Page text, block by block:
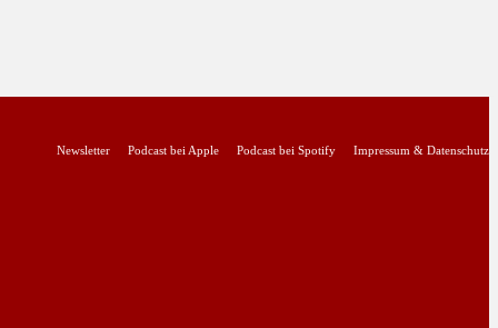
Newsletter Podcast bei Apple Podcast bei Spotify Impressum & Datenschutz